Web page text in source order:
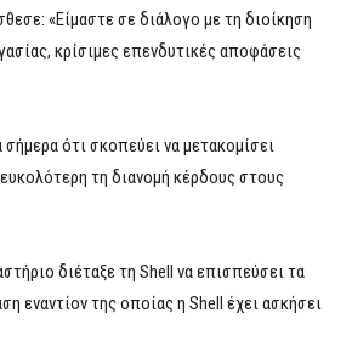
«Είμαστε σε διάλογο με τη διοίκηση
κρίσιμες επενδυτικές αποφάσεις
ότι σκοπεύει να μετακομίσει
τη διανομή κέρδους στους
διέταξε τη Shell να επισπεύσει τα
εναντίον της οποίας η Shell έχει ασκήσει